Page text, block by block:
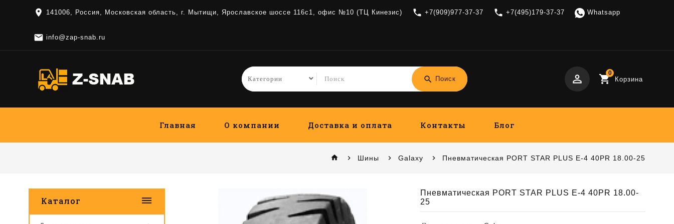
location_on 141006, Россия, Московская область, г. Мытищи, Ярославское шоссе 116с1, офис №10 (ТЦ Кинезис) local_phone +7(909)977-37-37 local_phone +7(495)179-37-37 Whatsapp
 info@zap-snab.ru
search Поиск perm_identity shopping_cart0
Корзина
Главная О компании Доставка и оплата Контакты Блог
home Шины Galaxy Пневматическая PORT STAR PLUS E-4 40PR 18.00-25
Каталог dehaze
Пневматическая PORT STAR PLUS E-4 40PR 18.00-
25